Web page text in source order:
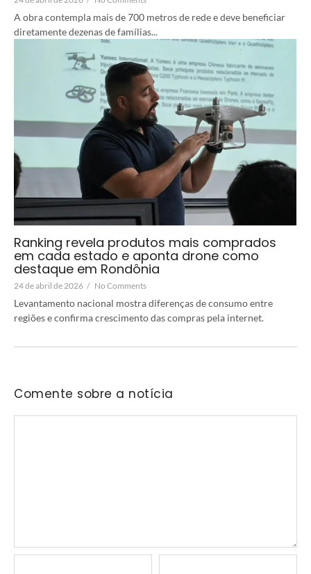
A obra contempla mais de 700 metros de rede e deve beneficiar
diretamente dezenas de famílias...
Ranking revela produtos mais comprados
em cada estado e aponta drone como
destaque em Rondônia
24 de abril de 2026 / No Comments
Levantamento nacional mostra diferenças de consumo entre
regiões e confirma crescimento das compras pela internet.
Comente sobre a notícia